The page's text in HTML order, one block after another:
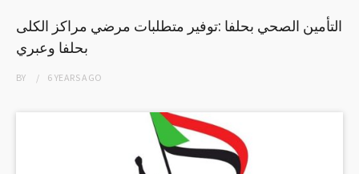
التأمين الصحي بحلفا :توفير متطلبات مرضي مراكز الكلى
بحلفا وعبري
BY 6 YEARSAGO